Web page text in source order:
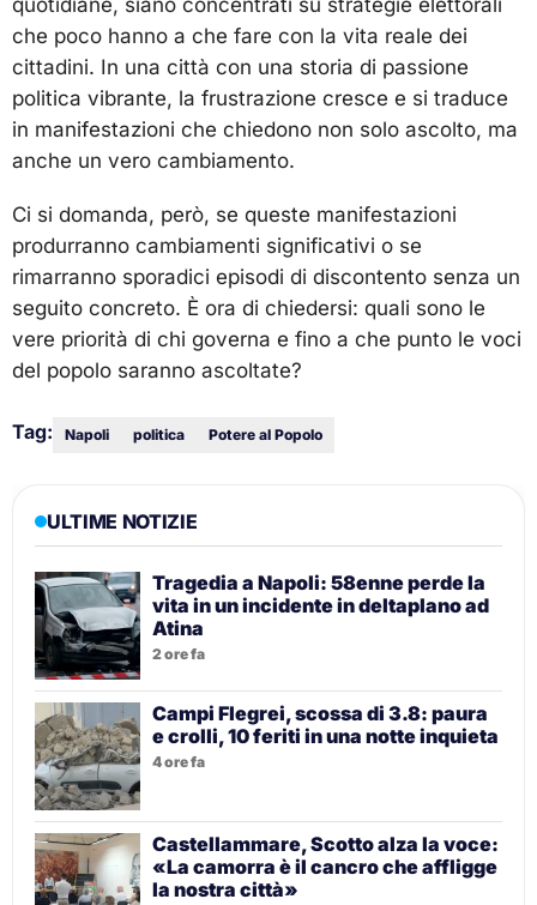
che poco hanno a che fare con la vita reale dei
cittadini. In una città con una storia di passione
politica vibrante, la frustrazione cresce e si traduce
in manifestazioni che chiedono non solo ascolto, ma
anche un vero cambiamento.
Ci si domanda, però, se queste manifestazioni
produrranno cambiamenti significativi o se
rimarranno sporadici episodi di discontento senza un
seguito concreto. È ora di chiedersi: quali sono le
vere priorità di chi governa e fino a che punto le voci
del popolo saranno ascoltate?
Tag: Napoli politica Potere al Popolo
ULTIME NOTIZIE
Tragedia a Napoli: 58enne perde la
vita in un incidente in deltaplano ad
Atina
2 ore fa
Campi Flegrei, scossa di 3.8: paura
e crolli, 10 feriti in una notte inquieta
4 ore fa
Castellammare, Scotto alza la voce:
«La camorra è il cancro che affligge
la nostra città»